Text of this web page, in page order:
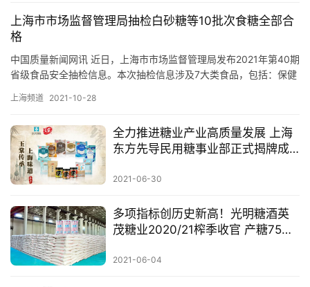
上海市市场监督管理局抽检白砂糖等10批次食糖全部合
格
中国质量新闻网讯 近日，上海市市场监督管理局发布2021年第40期
省级食品安全抽检信息。本次抽检信息涉及7大类食品，包括：保健
上海频道 2021-10-28
全力推进糖业产业高质量发展 上海
东方先导民用糖事业部正式揭牌成
2021-06-30
多项指标创历史新高！光明糖酒英
茂糖业2020/21榨季收官 产糖75万
2021-06-04